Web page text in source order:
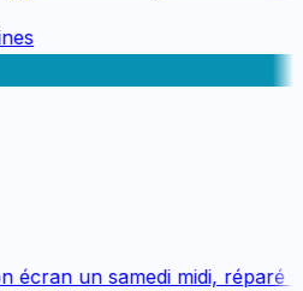
un samedi midi, réparé le